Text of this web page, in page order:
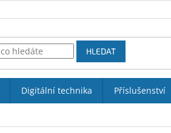
HLEDAT
Digitální technika Příslušenství